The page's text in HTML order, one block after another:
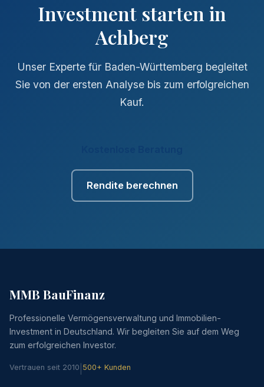
Investment starten in
Achberg
Unser Experte für Baden-Württemberg begleitet
Sie von der ersten Analyse bis zum erfolgreichen
Kauf.
Rendite berechnen
MMB BauFinanz
Professionelle Vermögensverwaltung und Immobilien-
Investment in Deutschland. Wir begleiten Sie auf dem Weg
zum erfolgreichen Investor.
Vertrauen seit 2010 500+ Kunden